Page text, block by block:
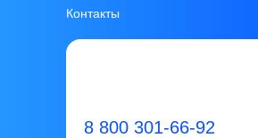
8 800 301-66-92
Контакты